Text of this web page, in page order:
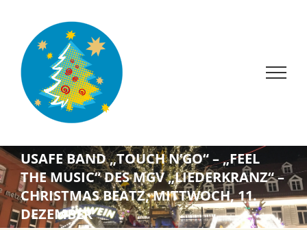
springen
USAFE BAND „TOUCH N’GO“ – „FEEL
THE MUSIC“ DES MGV „LIEDERKRANZ“ –
CHRISTMAS BEATZ, MITTWOCH, 11.
DEZEMBER